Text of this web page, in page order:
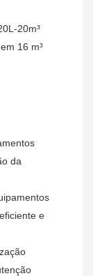
20m³
16 m³
da
e